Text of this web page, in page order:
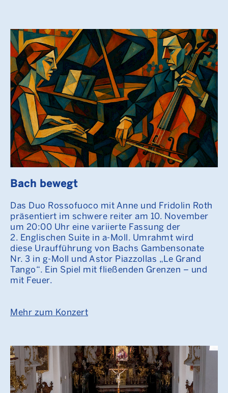
Bach bewegt
Das Duo Rossofuoco mit Anne und Fridolin Roth
präsentiert im schwere reiter am 10. November
um 20:00 Uhr eine variierte Fassung der
2. Englischen Suite in a-Moll. Umrahmt wird
diese Uraufführung von Bachs Gambensonate
Nr. 3 in g-Moll und Astor Piazzollas „Le Grand
Tango“. Ein Spiel mit fließenden Grenzen – und
mit Feuer.
Mehr zum Konzert